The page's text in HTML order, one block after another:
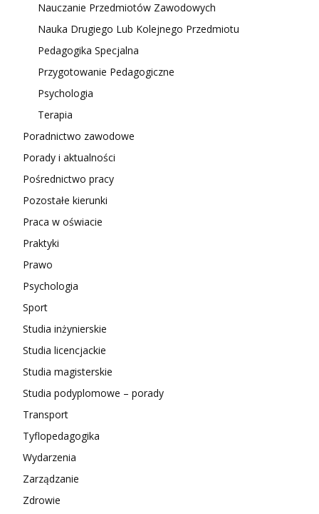
Nauczanie Przedmiotów Zawodowych
Nauka Drugiego Lub Kolejnego Przedmiotu
Pedagogika Specjalna
Przygotowanie Pedagogiczne
Psychologia
Terapia
Poradnictwo zawodowe
Porady i aktualności
Pośrednictwo pracy
Pozostałe kierunki
Praca w oświacie
Praktyki
Prawo
Psychologia
Sport
Studia inżynierskie
Studia licencjackie
Studia magisterskie
Studia podyplomowe – porady
Transport
Tyflopedagogika
Wydarzenia
Zarządzanie
Zdrowie